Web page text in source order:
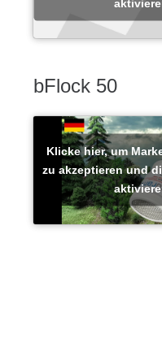
bFlock 50
Klicke hier, um
zu akzeptieren und